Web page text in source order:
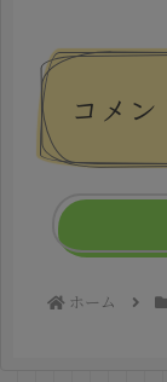
コメン
ホーム